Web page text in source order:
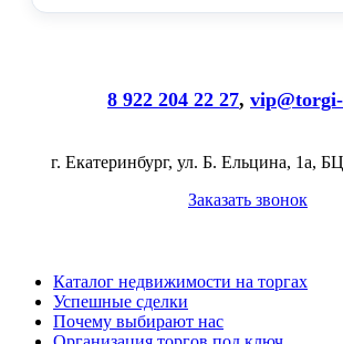
8 922 204 22 27,
г. Екатеринбург, ул. Б. Ельцина, 1а,
Заказать звонок
Каталог недвижимости на торгах
Успешные сделки
Почему выбирают нас